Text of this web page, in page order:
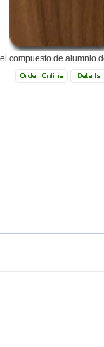
compuesto de alumnio